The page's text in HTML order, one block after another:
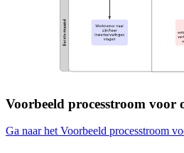
Voorbeeld processtroom voor
Ga naar het Voorbeeld processtroom